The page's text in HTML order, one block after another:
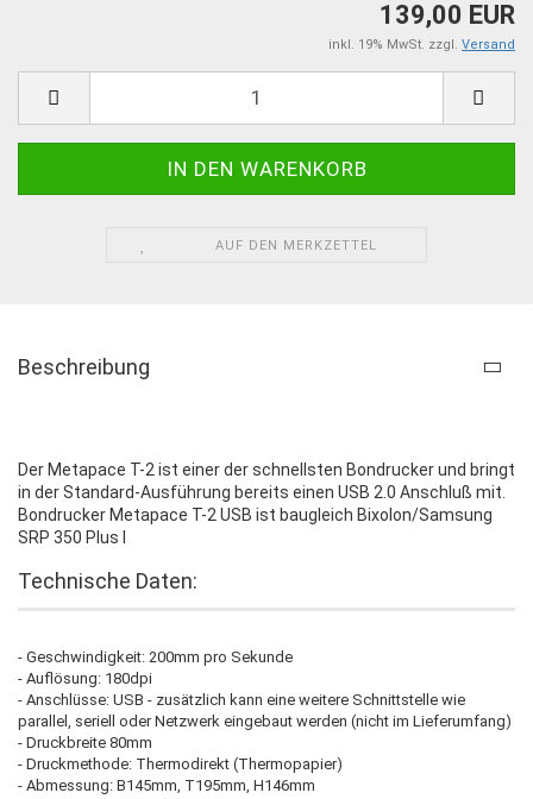
139,00 EUR
inkl. 19% MwSt. zzgl. Versand
AUF DEN MERKZETTEL
Beschreibung
Der Metapace T-2 ist einer der schnellsten Bondrucker und bringt
in der Standard-Ausführung bereits einen USB 2.0 Anschluß mit.
Bondrucker Metapace T-2 USB ist baugleich Bixolon/Samsung
SRP 350 Plus I
Technische Daten:
- Geschwindigkeit: 200mm pro Sekunde
- Auflösung: 180dpi
- Anschlüsse: USB - zusätzlich kann eine weitere Schnittstelle wie
parallel, seriell oder Netzwerk eingebaut werden (nicht im Lieferumfang)
- Druckbreite 80mm
- Druckmethode: Thermodirekt (Thermopapier)
- Abmessung: B145mm, T195mm, H146mm